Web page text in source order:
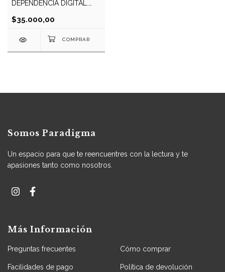
DEPENDENCIA DIGITAL.
DESARROLLO EN EL
$35.000,00
Somos Paradigma
Un espacio para que te reencuentres con la lectura y te
apasiones tanto como nosotros.
Más Información
Preguntas frecuentes Cómo comprar
Facilidades de pago Política de devolución